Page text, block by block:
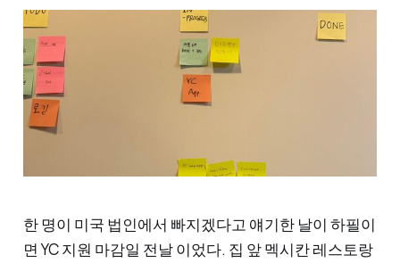
한 명이 미국 법인에서 빠지겠다고 얘기한 날이 하필이
면 YC 지원 마감일 전날 이었다. 집 앞 멕시칸 레스토랑